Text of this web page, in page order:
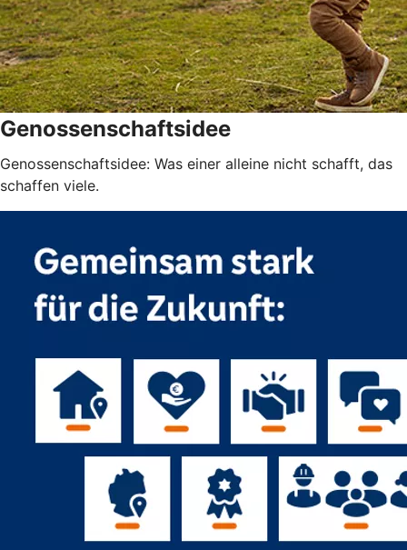
Genossenschaftsidee
Genossenschaftsidee: Was einer alleine nicht schafft, das
schaffen viele.